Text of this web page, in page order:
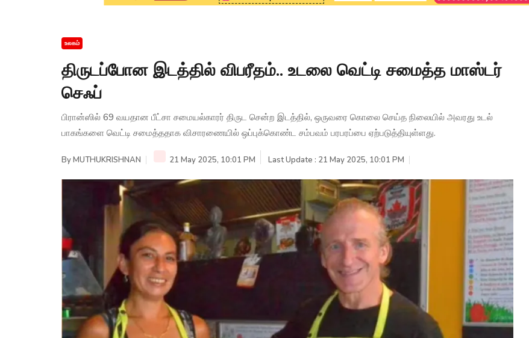
உலகம்
திருடப்போன இடத்தில் விபரீதம்.. உடலை வெட்டி சமைத்த மாஸ்டர்
செஃப்
பிரான்ஸில் 69 வயதான பீட்சா சமையல்காரர் திருட சென்ற இடத்தில், ஒருவரை கொலை செய்த நிலையில் அவரது உடல்
பாகங்களை வெட்டி சமைத்ததாக விசாரணையில் ஒப்புக்கொண்ட சம்பவம் பரபரப்பை ஏற்படுத்தியுள்ளது.
ByMUTHUKRISHNAN 21 May 2025, 10:01 PM Last Update : 21 May 2025, 10:01 PM